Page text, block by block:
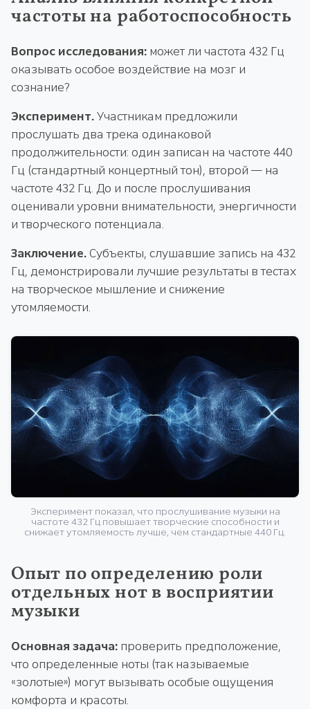
частоты на работоспособность
Вопрос исследования: может ли частота 432 Гц
оказывать особое воздействие на мозг и
сознание?
Эксперимент.Участникам предложили
прослушать два трека одинаковой
продолжительности: один записан на частоте 440
Гц (стандартный концертный тон), второй — на
частоте 432 Гц. До и после прослушивания
оценивали уровни внимательности, энергичности
и творческого потенциала.
Заключение.Субъекты, слушавшие запись на 432
Гц, демонстрировали лучшие результаты в тестах
на творческое мышление и снижение
утомляемости.
Эксперимент показал, что прослушивание музыки на
частоте 432 Гц повышает творческие способности и
снижает утомляемость лучше, чем стандартные 440 Гц.
Опыт по определению роли
отдельных нот в восприятии
музыки
Основная задача: проверить предположение,
что определенные ноты (так называемые
«золотые») могут вызывать особые ощущения
комфорта и красоты.